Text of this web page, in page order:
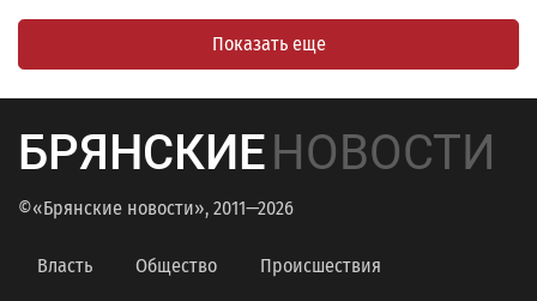
Показать еще
БРЯНСКИЕНОВОСТИ
©«Брянские новости», 2011—2026
Власть Общество Происшествия